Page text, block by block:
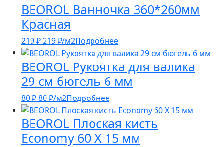
BEOROL Ванночка 360*260мм
Красная
219₽219₽/м2Подробнее
BEOROL Рукоятка для валика
29 см бюгель 6 мм
80₽80₽/м2Подробнее
BEOROL Плоская кисть
Economy 60 Х 15 мм